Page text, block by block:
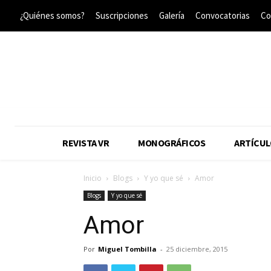
¿Quiénes somos? Suscripciones Galería Convocatorias
REVISTA VR MONOGRÁFICOS
Inicio Blogs Y yo que sé Amor
Blogs Y yo que sé
Amor
Por Miguel Tombilla - 25 diciembre, 2015